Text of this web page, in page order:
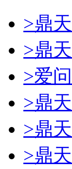
>鼎
>鼎
>爱
>鼎
>鼎
>鼎